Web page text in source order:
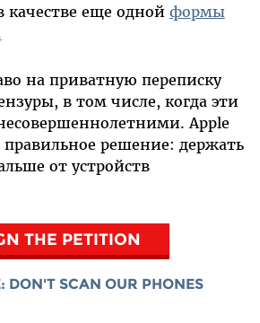
качестве еще одной формы
на приватную переписку
в том числе, когда эти
Apple
решение: держать
от устройств
THE PETITION
DON'T SCAN OUR PHONES